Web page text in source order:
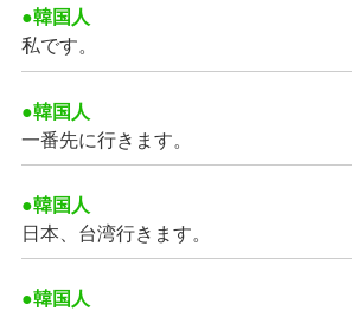
●韓国人
私です。
●韓国人
一番先に行きます。
●韓国人
日本、台湾行きます。
●韓国人